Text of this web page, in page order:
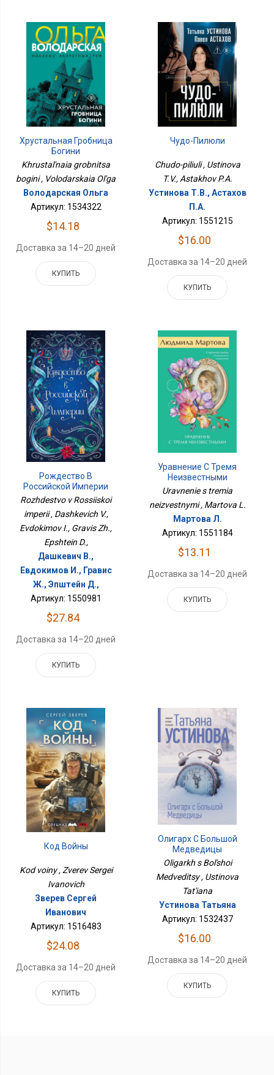
Хрустальная Гробница
Богини
Khrustal'naia grobnitsa
bogini , Volodarskaia Ol'ga
Володарская Ольга
Артикул: 1534322
$14.18
Доставка за 14–20 дней
КУПИТЬ
Чудо-Пилюли
Chudo-piliuli , Ustinova
T.V., Astakhov P.A.
Устинова Т.В., Астахов
П.А.
Артикул: 1551215
$16.00
Доставка за 14–20 дней
КУПИТЬ
Рождество В
Российской Империи
Rozhdestvo v Rossiiskoi
imperii , Dashkevich V.,
Evdokimov I., Gravis Zh.,
Epshtein D.,
Дашкевич В.,
Евдокимов И., Гравис
Ж., Эпштейн Д.,
Артикул: 1550981
$27.84
Доставка за 14–20 дней
КУПИТЬ
Уравнение С Тремя
Неизвестными
Uravnenie s tremia
neizvestnymi , Martova L.
Мартова Л.
Артикул: 1551184
$13.11
Доставка за 14–20 дней
КУПИТЬ
Код Войны
Kod voiny , Zverev Sergei
Ivanovich
Зверев Сергей
Иванович
Артикул: 1516483
$24.08
Доставка за 14–20 дней
КУПИТЬ
Олигарх С Большой
Медведицы
Oligarkh s Bol'shoi
Medveditsy , Ustinova
Tat'iana
Устинова Татьяна
Артикул: 1532437
$16.00
Доставка за 14–20 дней
КУПИТЬ